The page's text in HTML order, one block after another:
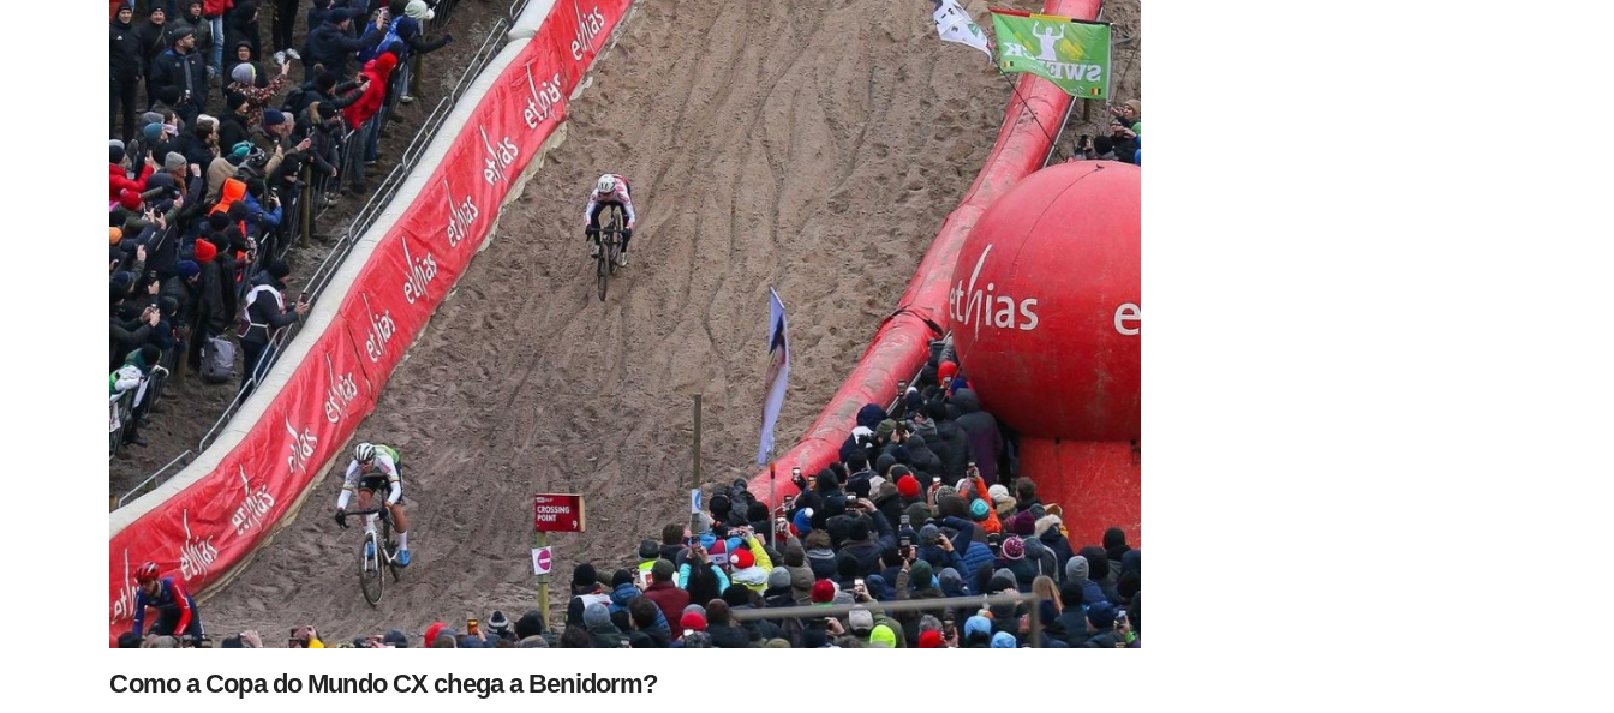
Como a Copa do Mundo CX chega a Benidorm?